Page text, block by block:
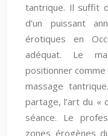
tantrique. Il suffit
d’un puissant
érotiques en
adéquat. Le
positionner comme
massage
partage, l’art du «
séance. Le
zones érogènes